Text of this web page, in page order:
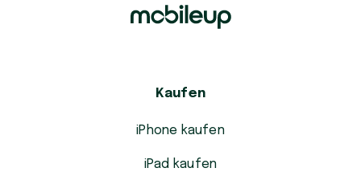
Kaufen
iPhone kaufen
iPad kaufen